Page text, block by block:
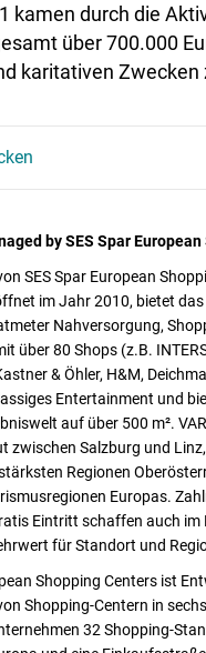
kamen durch die
über 700.000
karitativen Zwecken
by SES Spar
SES Spar European
im Jahr 2010, bietet
Nahversorgung,
über 80 Shops (z.B.
& Öhler, H&M,
Entertainment und
auf über 500 m².
zwischen Salzburg und
Regionen
Europas.
Eintritt schaffen auch im
für Standort und
Shopping Centers ist
Shopping-Centern in
32 Shopping-